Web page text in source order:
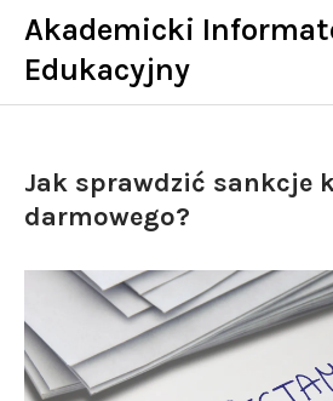
Skip
content
Akademicki
Edukacyjny
Jak sprawdzić sankcje
darmowego?